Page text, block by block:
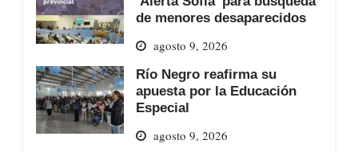
de menores desaparecidos
agosto 9, 2026
Río Negro reafirma su
apuesta por la Educación
Especial
agosto 9, 2026